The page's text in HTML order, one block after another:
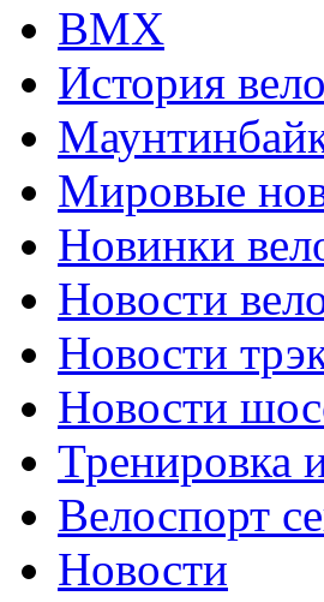
ВМХ
История
Мировые
Новинки
Новости
Новости
Новости
Тренировка
Велоспорт
Новости